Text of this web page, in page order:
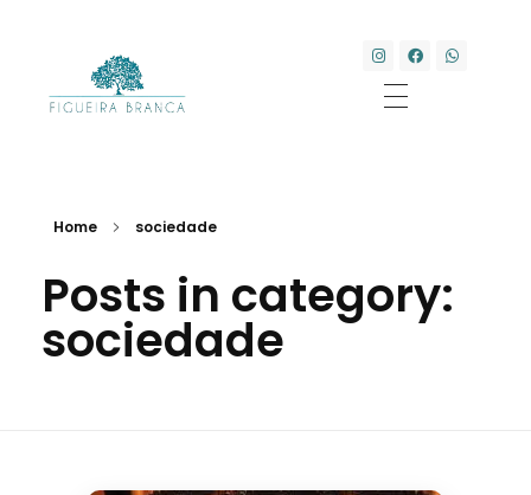
Home sociedade
Posts in category:
sociedade